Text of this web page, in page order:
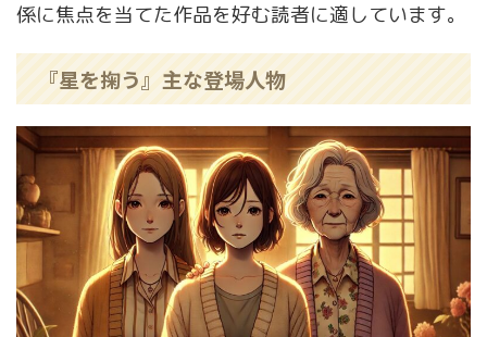
係に焦点を当てた作品を好む読者に適しています。
『星を掬う』主な登場人物